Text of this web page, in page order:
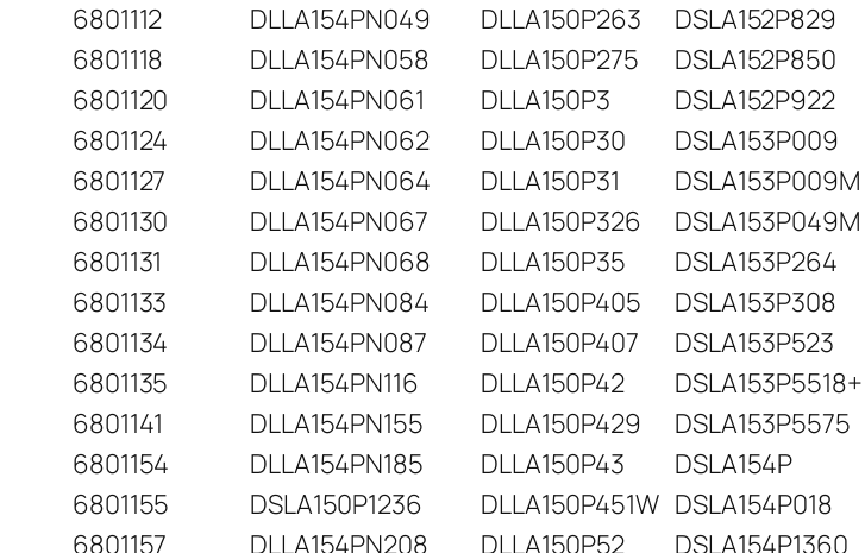
6801112
DLLA154PN049 DLLA150P263 DSLA152P829
6801118
DLLA154PN058 DLLA150P275 DSLA152P850
6801120
DLLA154PN061 DLLA150P3 DSLA152P922
6801124
DLLA154PN062 DLLA150P30 DSLA153P009
6801127
DLLA154PN064 DLLA150P31 DSLA153P009M
6801130
DLLA154PN067 DLLA150P326 DSLA153P049M
6801131
DLLA154PN068 DLLA150P35 DSLA153P264
6801133
DLLA154PN084 DLLA150P405 DSLA153P308
6801134
DLLA154PN087 DLLA150P407 DSLA153P523
6801135
DLLA154PN116 DLLA150P42 DSLA153P5518+
6801141
DLLA154PN155 DLLA150P429 DSLA153P5575
6801154
DLLA154PN185 DLLA150P43 DSLA154P
6801155
DSLA150P1236 DLLA150P451W DSLA154P018
6801157
DLLA154PN208 DLLA150P52 DSLA154P1360